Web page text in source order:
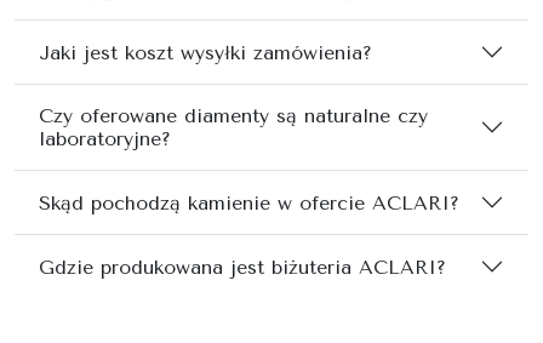
Jaki jest koszt wysyłki zamówienia?
Czy oferowane diamenty są naturalne czy
laboratoryjne?
Skąd pochodzą kamienie w ofercie ACLARI?
Gdzie produkowana jest biżuteria ACLARI?